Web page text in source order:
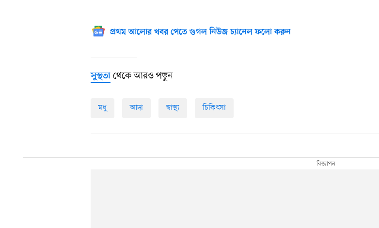
প্রথম আলোর খবর পেতে গুগল নিউজ চ্যানেল ফলো করুন
সুস্থতা থেকে আরও পড়ুন
মধু আদা স্বাস্থ্য চিকিৎসা